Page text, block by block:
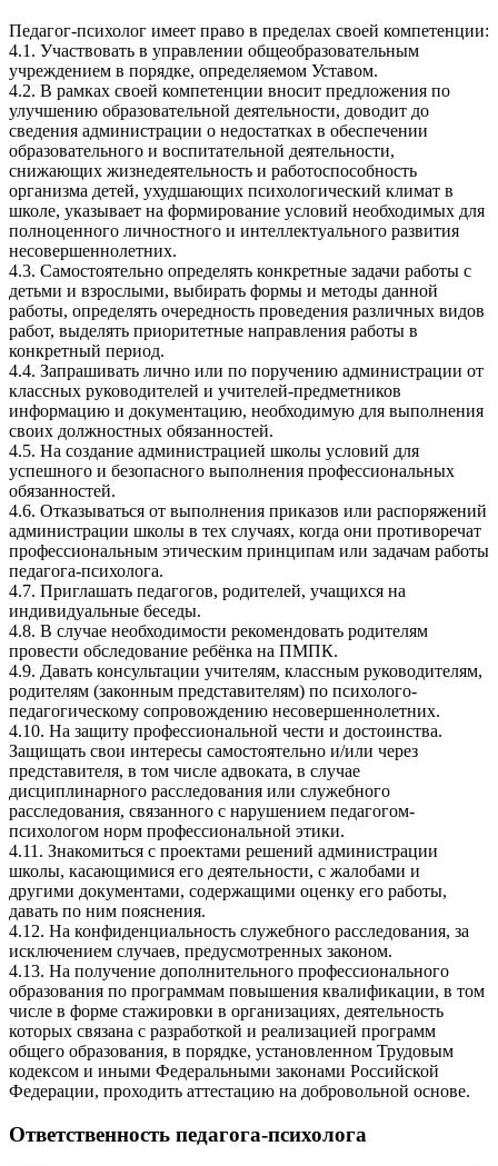
Педагог-психолог имеет право в пределах своей компетенции:
4.1. Участвовать в управлении общеобразовательным
учреждением в порядке, определяемом Уставом.
4.2. В рамках своей компетенции вносит предложения по
улучшению образовательной деятельности, доводит до
сведения администрации о недостатках в обеспечении
образовательного и воспитательной деятельности,
снижающих жизнедеятельность и работоспособность
организма детей, ухудшающих психологический климат в
школе, указывает на формирование условий необходимых для
полноценного личностного и интеллектуального развития
несовершеннолетних.
4.3. Самостоятельно определять конкретные задачи работы с
детьми и взрослыми, выбирать формы и методы данной
работы, определять очередность проведения различных видов
работ, выделять приоритетные направления работы в
конкретный период.
4.4. Запрашивать лично или по поручению администрации от
классных руководителей и учителей-предметников
информацию и документацию, необходимую для выполнения
своих должностных обязанностей.
4.5. На создание администрацией школы условий для
успешного и безопасного выполнения профессиональных
обязанностей.
4.6. Отказываться от выполнения приказов или распоряжений
администрации школы в тех случаях, когда они противоречат
профессиональным этическим принципам или задачам работы
педагога-психолога.
4.7. Приглашать педагогов, родителей, учащихся на
индивидуальные беседы.
4.8. В случае необходимости рекомендовать родителям
провести обследование ребёнка на ПМПК.
4.9. Давать консультации учителям, классным руководителям,
родителям (законным представителям) по психолого-
педагогическому сопровождению несовершеннолетних.
4.10. На защиту профессиональной чести и достоинства.
Защищать свои интересы самостоятельно и/или через
представителя, в том числе адвоката, в случае
дисциплинарного расследования или служебного
расследования, связанного с нарушением педагогом-
психологом норм профессиональной этики.
4.11. Знакомиться с проектами решений администрации
школы, касающимися его деятельности, с жалобами и
другими документами, содержащими оценку его работы,
давать по ним пояснения.
4.12. На конфиденциальность служебного расследования, за
исключением случаев, предусмотренных законом.
4.13. На получение дополнительного профессионального
образования по программам повышения квалификации, в том
числе в форме стажировки в организациях, деятельность
которых связана с разработкой и реализацией программ
общего образования, в порядке, установленном Трудовым
кодексом и иными Федеральными законами Российской
Федерации, проходить аттестацию на добровольной основе.
Ответственность педагога-психолога